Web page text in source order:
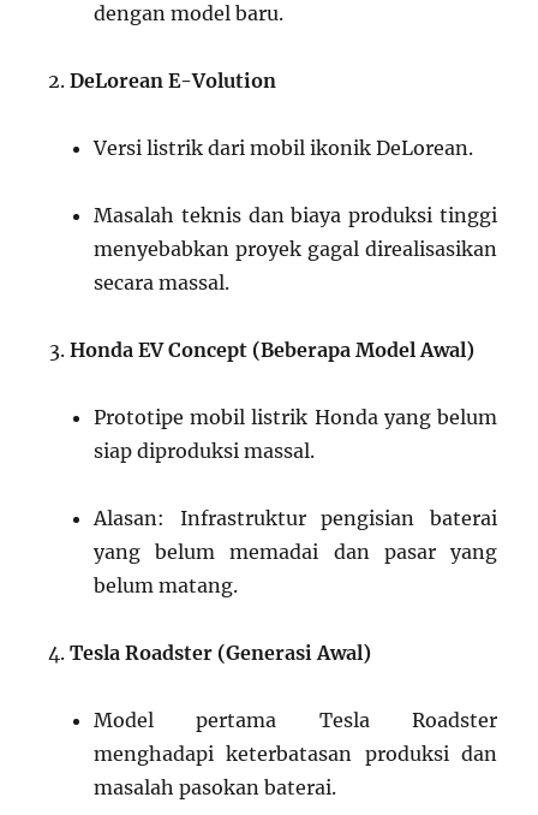
dengan model baru.
DeLorean E-Volution
Versi listrik dari mobil ikonik DeLorean.
Masalah teknis dan biaya produksi tinggi
menyebabkan proyek gagal direalisasikan
secara massal.
Honda EV Concept (Beberapa Model Awal)
Prototipe mobil listrik Honda yang belum
siap diproduksi massal.
Alasan: Infrastruktur pengisian baterai
yang belum memadai dan pasar yang
belum matang.
Tesla Roadster (Generasi Awal)
Model pertama Tesla Roadster
menghadapi keterbatasan produksi dan
masalah pasokan baterai.